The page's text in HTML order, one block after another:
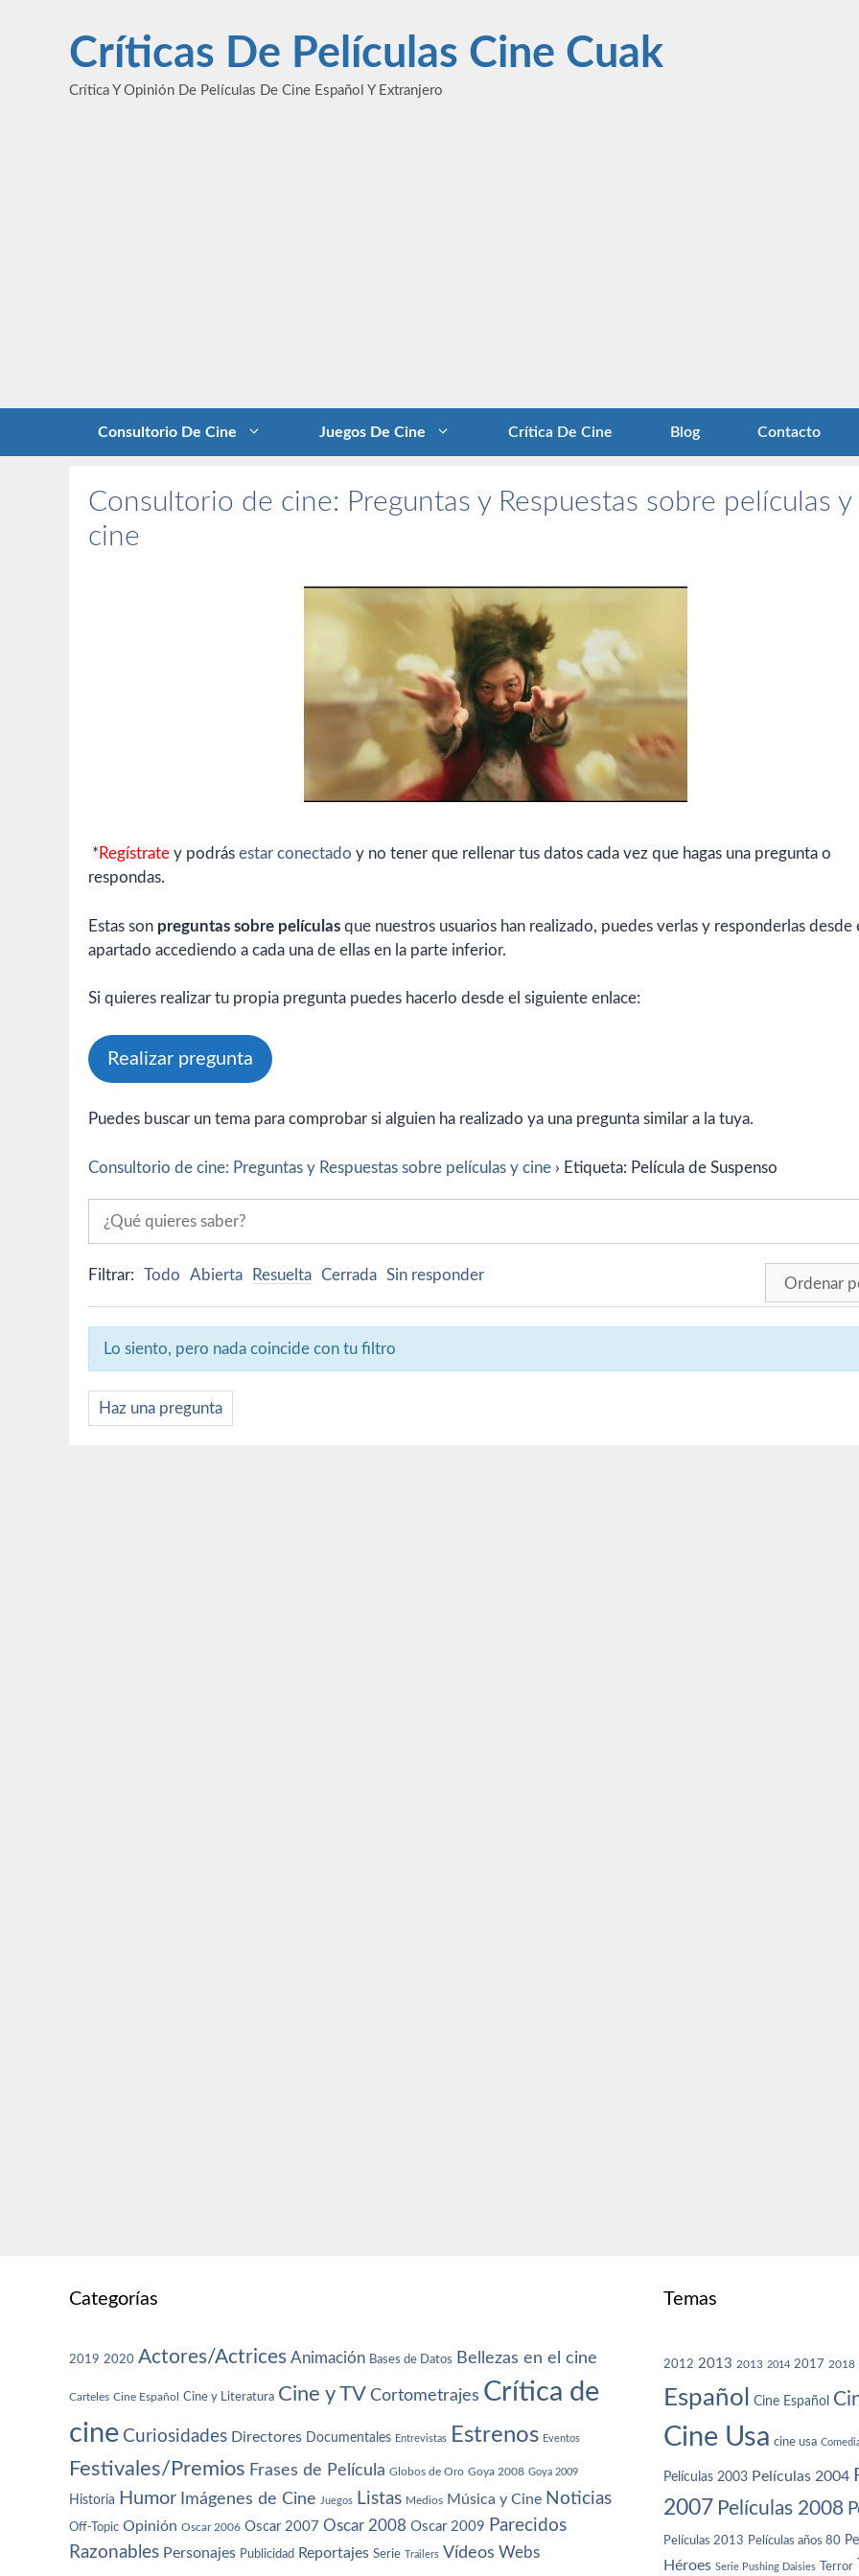
contenidoCríticas De Películas Cine Cuak
Crítica Y Opinión De Películas De Cine Español Y Extranjero
Consultorio De Cine Juegos De Cine Crítica De Cine Blog Contacto
Consultorio de cine: Preguntas y Respuestas sobre películas y
cine
* Regístrate y podrás estar conectado y no tener que rellenar tus datos cada vez que hagas una pregunta o
respondas.
Estas son preguntas sobre películas que nuestros usuarios han realizado, puedes verlas y responderlas desde
apartado accediendo a cada una de ellas en la parte inferior.
Si quieres realizar tu propia pregunta puedes hacerlo desde el siguiente enlace:
Realizar pregunta
Puedes buscar un tema para comprobar si alguien ha realizado ya una pregunta similar a la tuya.
Consultorio de cine: Preguntas y Respuestas sobre películas y cine › Etiqueta: Película de Suspenso
Filtrar: Todo Abierta Resuelta Cerrada Sin responder
Lo siento, pero nada coincide con tu filtro
Haz una pregunta
Categorías
2019 2020 Actores/Actrices Animación Bases de Datos Bellezas en el cine
Carteles Cine Español Cine y Literatura Cine y TV Cortometrajes Crítica de
cine Curiosidades Directores Documentales Entrevistas Estrenos Eventos
Festivales/Premios Frases de Película Globos de Oro Goya 2008 Goya 2009
Historia Humor Imágenes de Cine Juegos Listas Medios Música y Cine Noticias
Off-Topic Opinión Oscar 2006 Oscar 2007 Oscar 2008 Oscar 2009 Parecidos
Razonables Personajes Publicidad Reportajes Serie Trailers Vídeos Webs
Temas
2012 2013 2013 2014 2017 2018
Español Cine Español
Cine Usa cine usa
Películas 2003 Películas 2004
2007 Películas 2008
Películas 2013 Películas años 80
Héroes Serie Pushing Daisies Terror